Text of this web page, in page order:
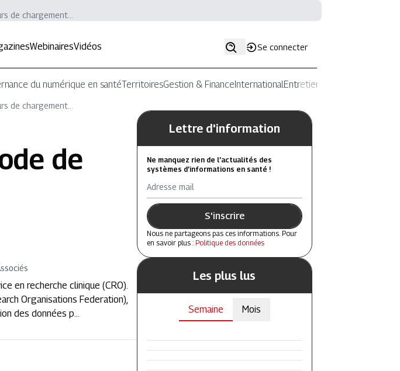
de chargement...
WebinairesVidéos Se connecter
du numérique en santéTerritoiresGestion & FinanceInternationalEntretiens
de chargement...
de
en recherche clinique (CRO).
Organisations Federation),
des données p...
Lettre d'information
Ne manquez rien de l’actualités des
systèmes d’informations en santé !
Adresse mail
S'inscrire
Nous ne partageons pas ces informations. Pour
en savoir plus : Politique des données
Les plus lus
Semaine Mois